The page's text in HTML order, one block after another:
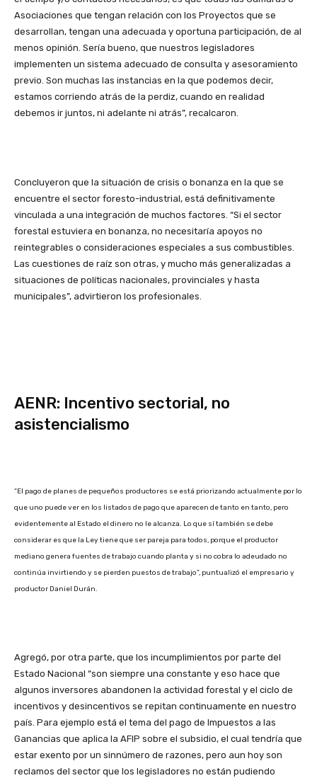
Asociaciones que tengan relación con los Proyectos que se
desarrollan, tengan una adecuada y oportuna participación, de al
menos opinión. Sería bueno, que nuestros legisladores
implementen un sistema adecuado de consulta y asesoramiento
previo. Son muchas las instancias en la que podemos decir,
estamos corriendo atrás de la perdiz, cuando en realidad
debemos ir juntos, ni adelante ni atrás”, recalcaron.
Concluyeron que la situación de crisis o bonanza en la que se
encuentre el sector foresto-industrial, está definitivamente
vinculada a una integración de muchos factores. “Si el sector
forestal estuviera en bonanza, no necesitaría apoyos no
reintegrables o consideraciones especiales a sus combustibles.
Las cuestiones de raíz son otras, y mucho más generalizadas a
situaciones de políticas nacionales, provinciales y hasta
municipales”, advirtieron los profesionales.
AENR: Incentivo sectorial, no
asistencialismo
“El pago de planes de pequeños productores se está priorizando actualmente por lo
que uno puede ver en los listados de pago que aparecen de tanto en tanto, pero
evidentemente al Estado el dinero no le alcanza. Lo que sí también se debe
considerar es que la Ley tiene que ser pareja para todos, porque el productor
mediano genera fuentes de trabajo cuando planta y si no cobra lo adeudado no
continúa invirtiendo y se pierden puestos de trabajo”, puntualizó el empresario y
productor Daniel Durán.
Agregó, por otra parte, que los incumplimientos por parte del
Estado Nacional “son siempre una constante y eso hace que
algunos inversores abandonen la actividad forestal y el ciclo de
incentivos y desincentivos se repitan continuamente en nuestro
país. Para ejemplo está el tema del pago de Impuestos a las
Ganancias que aplica la AFIP sobre el subsidio, el cual tendría que
estar exento por un sinnúmero de razones, pero aun hoy son
reclamos del sector que los legisladores no están pudiendo